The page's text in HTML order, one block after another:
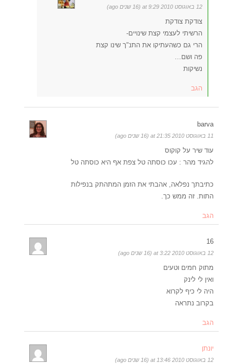
12 באוגוסט 2010 at 9:29 (16 שנים ago)
צודקת צודקת
הרשיתי לעצמי קצת שינויים-
הרי גם כשהעתיקו את התנ"ך שינו קצת
פה ושם…
נשיקות
הגב
barva
11 באוגוסט 2010 at 21:35 (16 שנים ago)
עוד שיר על קוקוס
להגיד מהר : עכו כוסתה טל צפת אף היא כוסתה טל
כתיבתך נפלאה, אהבתי את הזמן המתהתק בנפילות
התות. זה ממש כך.
הגב
16
12 באוגוסט 2010 at 3:22 (16 שנים ago)
מתוק חמים וטעים
ואין לי לינק
היה לי כיף לקרוא
בקרוב נתראה
הגב
יונתן
12 באוגוסט 2010 at 13:46 (16 שנים ago)